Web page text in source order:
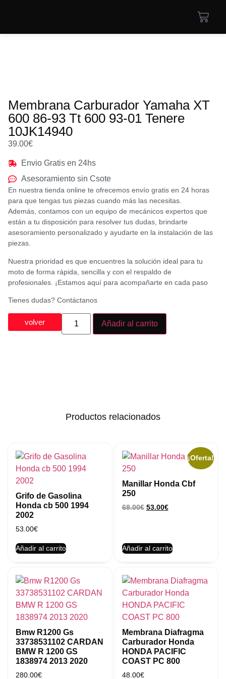
Membrana Carburador Yamaha XT
600 86-93 Tt 600 93-01 Tenere
10JK14940
39.00€
Envio Gratis en 24hs
Asesoramiento sin Csote
En nuestra tienda online te ofrecemos envío gratis en 24 horas
para que tengas tus piezas cuando más las necesitas.
Además, contamos con un equipo de mecánicos expertos que
están a tu disposición para resolver tus dudas, brindarte
asesoramiento personalizado y ayudarte en la instalación de las
piezas.
Nuestra prioridad es que encuentres la solución ideal para tu
moto de forma rápida, sencilla y con el respaldo de
profesionales. ¡Estamos aquí para acompañarte en cada paso
Tienes dudas? Contáctanos
volver Añadir al carrito
Productos relacionados
Grifo de Gasolina
Honda cb 500 1994
2002
53.00€
Añadir al carrito
¡Oferta!
Manillar Honda Cbf
250
68.00€ 53.00€
Añadir al carrito
Bmw R1200 Gs
33738531102 CARDAN
BMW R 1200 GS
1838974 2013 2020
280.00€
Membrana Diafragma
Carburador Honda
HONDA PACIFIC
COAST PC 800
48.00€